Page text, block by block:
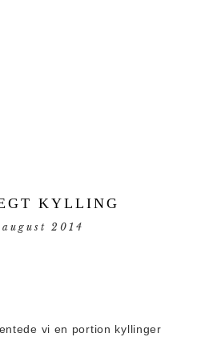
KYLLING
2014
vi en portion kyllinger